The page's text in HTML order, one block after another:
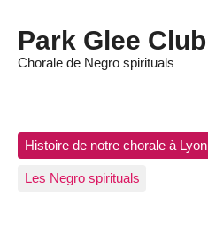
Park Glee Club
Chorale de Negro spirituals
Histoire de notre chorale à
Les Negro spirituals